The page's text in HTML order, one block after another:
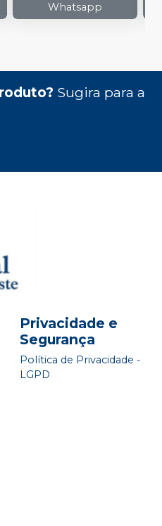
Whatsapp
Sugira para a
Privacidade e
Segurança
Política de Privacidade -
LGPD